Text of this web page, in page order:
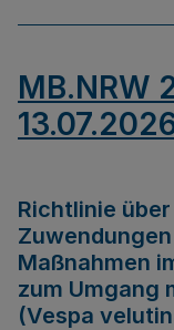
MB.NRW
Richtlinie
Maßnahmen
zum Umgang
(Vespa